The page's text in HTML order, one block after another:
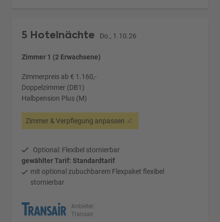
5 Hotelnächte Do., 1.10.26
Zimmer 1 (2 Erwachsene)
Zimmerpreis ab € 1.160,-
Doppelzimmer (DB1)
Halbpension Plus (M)
Zimmer & Verpflegung anpassen
Optional: Flexibel stornierbar
gewählter Tarif: Standardtarif
mit optional zubuchbarem Flexpaket flexibel
stornierbar
Anbieter:
Transair